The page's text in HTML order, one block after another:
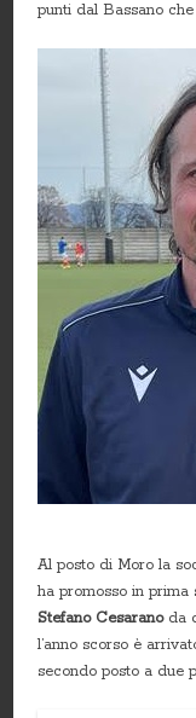
punti dal Bassano
Al posto di Moro la
ha promosso in prima
Stefano Cesaranoda
l’anno scorso è
secondo posto a due